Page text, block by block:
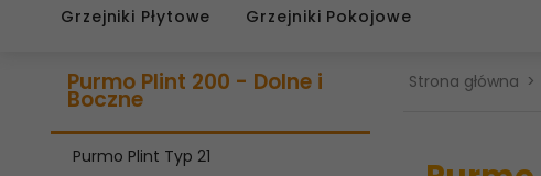
Grzejniki Płytowe Grzejniki Pokojowe
Purmo Plint 200 - Dolne i
Boczne
Purmo Plint Typ 21
Strona główna